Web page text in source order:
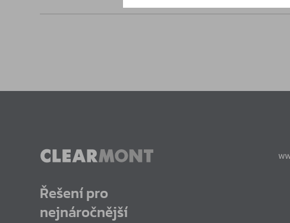
Řešení pro
nejnáročnější